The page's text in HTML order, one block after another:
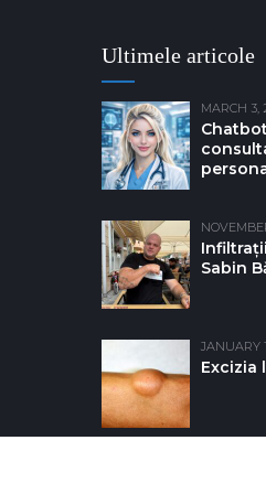
Ultimele articole
MARCH 3,
Sabin
JANUARY
Excizia